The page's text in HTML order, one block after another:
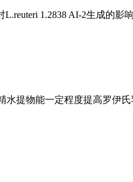
1.2838 AI-2生成的影
水提物能一定程度提高罗伊